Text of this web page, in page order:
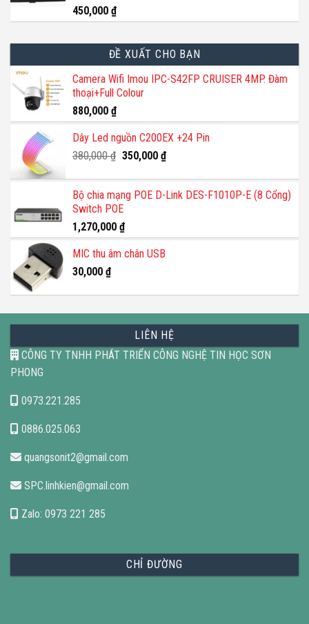
450,000 ₫
ĐỀ XUẤT CHO BẠN
Camera Wifi Imou IPC-S42FP CRUISER 4MP. Đàm
thoại+Full Colour
880,000 ₫
Dây Led nguồn C200EX +24 Pin
380,000₫ Giá
là:
380,000 ₫.
350,000 ₫Giá
tại
là:
Bộ chia mạng POE D-Link DES-F1010P-E (8 Cổng)
Switch POE
1,270,000 ₫
MIC thu âm chân USB
30,000 ₫
LIÊN HỆ
CÔNG TY TNHH PHÁT TRIỂN CÔNG NGHỆ TIN HỌC SƠN
PHONG
0973.221.285
0886.025.063
quangsonit2@gmail.com
SPC.linhkien@gmail.com
Zalo: 0973 221 285
CHỈ ĐƯỜNG